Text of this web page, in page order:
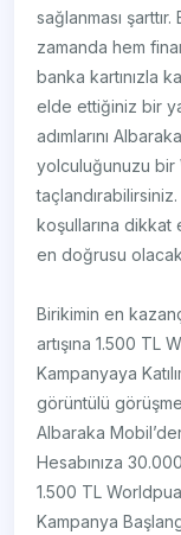
sağlanması
zamanda hem
banka kartınızla
elde ettiğiniz bir
adımlarını
yolculuğunuzu bir
koşullarına dikkat
en doğrusu
Birikimin en
artışına 1.500 TL
Kampanyaya
görüntülü
Albaraka
Hesabınıza
1.500 TL
Kampanya